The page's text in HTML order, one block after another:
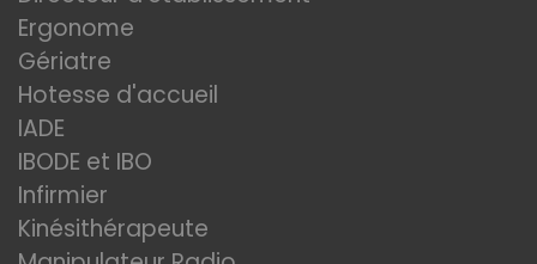
Ergonome
Gériatre
Hotesse d'accueil
IADE
IBODE et IBO
Infirmier
Kinésithérapeute